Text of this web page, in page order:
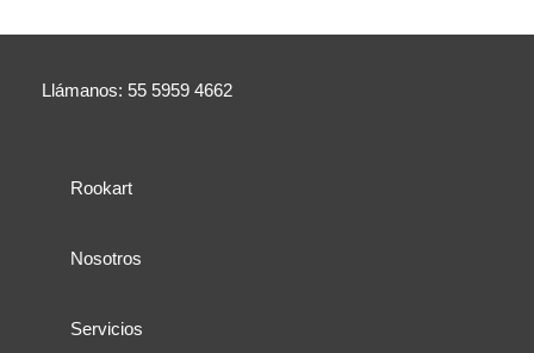
Llámanos: 55 5959 4662
Rookart
Nosotros
Servicios